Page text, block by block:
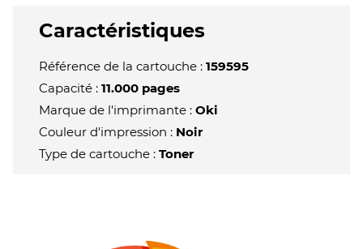
Caractéristiques
Référence de la cartouche : 159595
Capacité : 11.000 pages
Marque de l'imprimante : Oki
Couleur d'impression : Noir
Type de cartouche : Toner